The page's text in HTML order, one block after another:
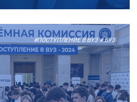
#ПОСТУПЛЕНИЕ В ВУЗ # ВУЗ